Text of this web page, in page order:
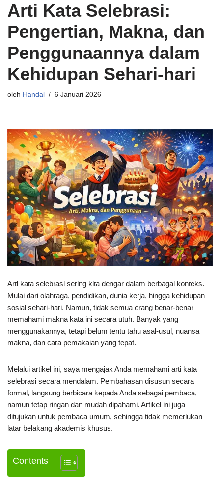
Arti Kata Selebrasi:
Pengertian, Makna, dan
Penggunaannya dalam
Kehidupan Sehari-hari
oleh Handal 6 Januari 2026
Arti kata selebrasi sering kita dengar dalam berbagai konteks.
Mulai dari olahraga, pendidikan, dunia kerja, hingga kehidupan
sosial sehari-hari. Namun, tidak semua orang benar-benar
memahami makna kata ini secara utuh. Banyak yang
menggunakannya, tetapi belum tentu tahu asal-usul, nuansa
makna, dan cara pemakaian yang tepat.
Melalui artikel ini, saya mengajak Anda memahami arti kata
selebrasi secara mendalam. Pembahasan disusun secara
formal, langsung berbicara kepada Anda sebagai pembaca,
namun tetap ringan dan mudah dipahami. Artikel ini juga
ditujukan untuk pembaca umum, sehingga tidak memerlukan
latar belakang akademis khusus.
Contents